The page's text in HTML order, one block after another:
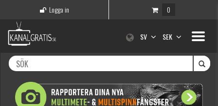
Logga in 0
Toggle
SV SEK